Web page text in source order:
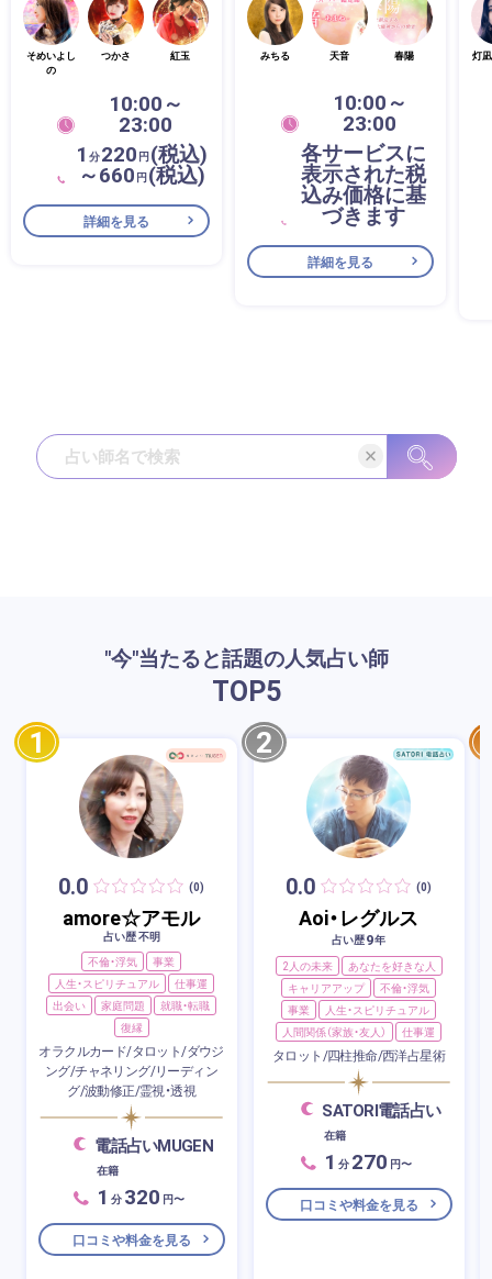
そめいよし
の
つかさ 紅玉
10:00～
23:00
1 分220 円(税込)
～660 円(税込)
詳細を見る
みちる 天音 春陽
10:00～
23:00
各サービスに
表示された税
込み価格に基
づきます
詳細を見る
灯
"今"当たると話題の人気占い師
TOP5
1
0.0 (0)
amore☆アモル
占い歴 不明
不倫・浮気
事業
人生・スピリチュアル
仕事運
出会い
家庭問題
就職・転職
復縁
オラクルカード/タロット/ダウジ
ング/チャネリング/リーディン
グ/波動修正/霊視・透視
電話占いMUGEN
在籍
1 分 320 円〜
口コミや料金を見る
2
0.0 (0)
Aoi・レグルス
占い歴9年
2人の未来
あなたを好きな人
キャリアアップ
不倫・浮気
事業
人生・スピリチュアル
人間関係（家族・友人）
仕事運
タロット/四柱推命/西洋占星術
SATORI電話占い
在籍
1 分 270 円〜
口コミや料金を見る